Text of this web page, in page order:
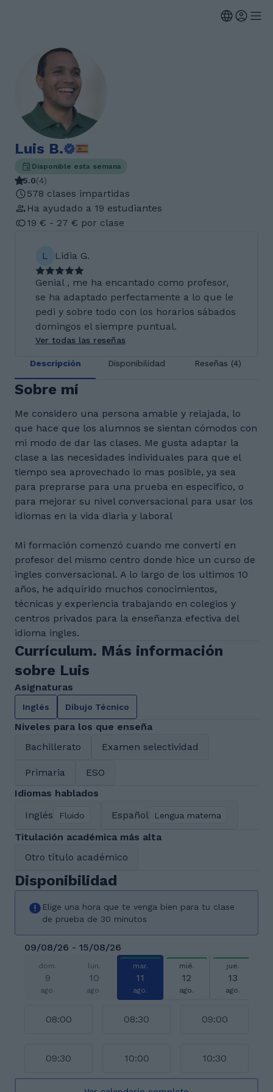
Luis B.
Disponible esta semana
5.0(4)
578 clases impartidas
Ha ayudado a 19 estudiantes
19 € - 27 € por clase
L Lidia G.
Genial , me ha encantado como profesor,
se ha adaptado perfectamente a lo que le
pedi y sobre todo con los horarios sábados
domingos el siempre puntual.
Ver todas las reseñas
Descripción Disponibilidad Reseñas (4)
Sobre mí
Me considero una persona amable y relajada, lo
que hace que los alumnos se sientan cómodos con
mi modo de dar las clases. Me gusta adaptar la
clase a las necesidades individuales para que el
tiempo sea aprovechado lo mas posible, ya sea
para preprarse para una prueba en especifico, o
para mejorar su nivel conversacional para usar los
idiomas en la vida diaria y laboral
Mi formación comenzó cuando me convertí en
profesor del mismo centro donde hice un curso de
ingles conversacional. A lo largo de los ultimos 10
años, he adquirido muchos conocimientos,
técnicas y experiencia trabajando en colegios y
centros privados para la enseñanza efectiva del
idioma ingles.
Currículum. Más información
sobre Luis
Asignaturas
Inglés Dibujo Técnico
Niveles para los que enseña
Bachillerato
Examen selectividad
Primaria
ESO
Idiomas hablados
Inglés
Fluido Español Lengua materna
Titulación académica más alta
Otro título académico
Disponibilidad
Elige una hora que te venga bien para tu clase
de prueba de 30 minutos
09/08/26 - 15/08/26
dom.
9
ago.
lun.
10
ago.
mar.
11
ago.
mié.
12
ago.
jue.
13
ago.
08:00 08:30 09:00
09:30 10:00 10:30